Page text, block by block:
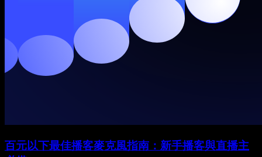
百元以下最佳播客麥克風指南：新手播客與直播主